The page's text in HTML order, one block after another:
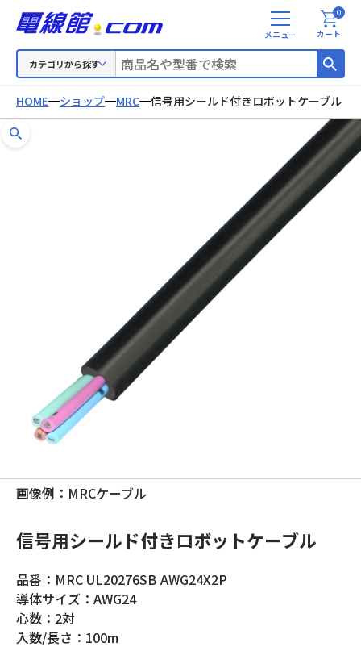
カテゴリから探す
メ
ニ
カート
0
HOME ショップ MRC 信号用シールド付きロボットケーブル
画像例：MRCケーブル
信号用シールド付きロボットケーブル
品番：MRC UL20276SB AWG24X2P
導体サイズ：AWG24
心数：2対
入数/長さ：100m